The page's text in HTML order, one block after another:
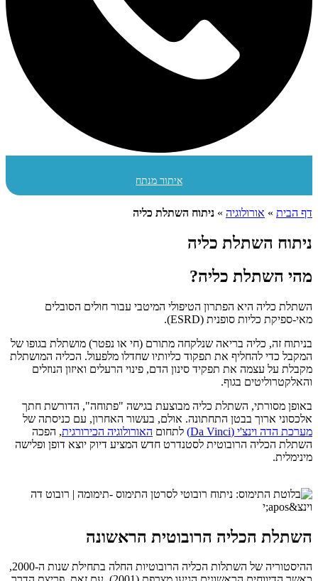
איתור מנתח
דף הבית » אורולוגיה » ניתוח השתלת כליה
ניתוח השתלת כליה
מהי השתלת כליה?
השתלת כליה היא הפתרון הטיפולי המיטבי עבור חולים הסובלים
מאי-ספיקת כליות סופנית (ESRD).
בניתוח זה, כליה בריאה שנלקחה מתורם (חי או נפטר) מושתלת בגופו של
המקבל כדי להחליף את תפקוד כליותיו שחדלו מלפעול. הכליה המושתלת
מקבלת על עצמה את תפקיד סינון הדם, פינוי הרעלים ואיזון הנוזלים
והאלקטרוליטים בגוף.
באופן מסורתי, השתלת כליה מבוצעת בגישה "פתוחה", הדורשת חתך
אלכסוני ארוך בבטן התחתונה. אולם, בעשור האחרון, עם כניסתה של
מערכת הדה וינצ'י (Da Vinci)
לתחום האורולוגיה הכירורגית, הפכה
השתלת הכליה הרובוטית לסטנדרט חדש המציע דיוק יוצא דופן ופלישה
מינימלית.
השתלת הכליה הרובוטית הראשונה
ההיסטוריה של השתלות הכליה הרובוטיות החלה בתחילת שנות ה-2000,